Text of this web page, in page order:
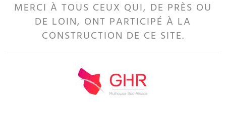
MERCI À TOUS CEUX QUI, DE PRÈS OU
DE LOIN, ONT PARTICIPÉ À LA
CONSTRUCTION DE CE SITE.